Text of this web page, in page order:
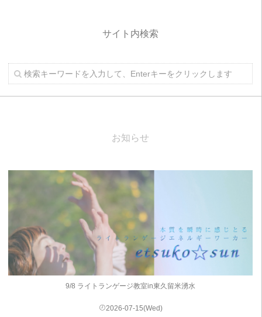
サイト内検索
お知らせ
9/8 ライトランゲージ教室in東久留米湧水
2026-07-15(Wed)